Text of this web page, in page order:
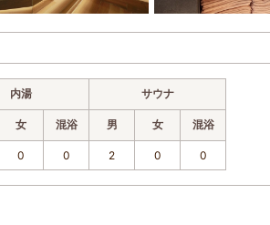
内湯 サウナ
女 混浴 男 女 混浴
0 0 2 0 0